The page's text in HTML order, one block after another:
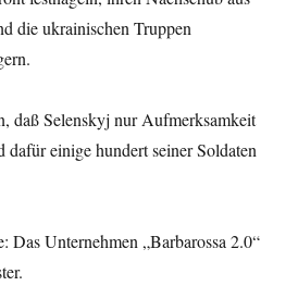
die ukrainischen Truppen
daß Selenskyj nur Aufmerksamkeit
dafür einige hundert seiner Soldaten
Das Unternehmen „Barbarossa 2.0“